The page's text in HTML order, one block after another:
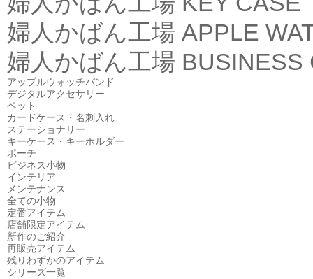
婦人かばん工場 APPLE
婦人かばん工場 BUSINESS
アップルウォッチバンド
デジタルアクセサリー
ペット
カードケース・名刺入れ
ステーショナリー
キーケース・キーホルダー
ポーチ
ビジネス小物
インテリア
メンテナンス
全ての小物
定番アイテム
店舗限定アイテム
新作のご紹介
再販売アイテム
残りわずかのアイテム
シリーズ一覧